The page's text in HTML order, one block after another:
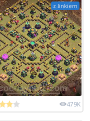
z linkiem
479K